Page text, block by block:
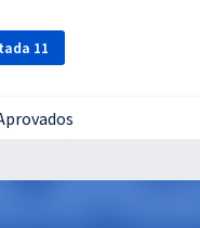
11